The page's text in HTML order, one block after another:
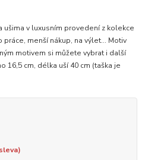
ušima v luxusním provedení z kolekce
práce, menší nákup, na výlet... Motiv
motivem si můžete vybrat i další
16,5 cm, délka uší 40 cm (taška je